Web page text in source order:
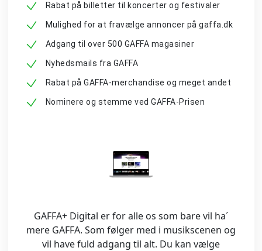
Rabat på billetter til koncerter og festivaler
Mulighed for at fravælge annoncer på gaffa.dk
Adgang til over 500 GAFFA magasiner
Nyhedsmails fra GAFFA
Rabat på GAFFA-merchandise og meget andet
Nominere og stemme ved GAFFA-Prisen
GAFFA+ Digital er for alle os som bare vil ha´
mere GAFFA. Som følger med i musikscenen og
vil have fuld adgang til alt. Du kan vælge